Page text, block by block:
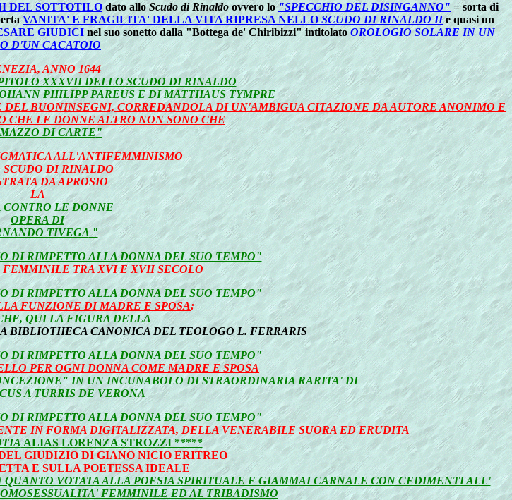
DEL SOTTOTILOdato alloScudo di Rinaldoovvero lo"SPECCHIO DEL DISINGANNO" = sorta di
VANITA' E FRAGILITA' DELLA VITA RIPRESA NELLOSCUDO DI RINALDO IIe quasi un
GIUDICInel suo sonetto dalla "Bottega de' Chiribizzi" intitolatoOROLOGIO SOLARE IN UN
D'UN CACATOIO
ANNO 1644
XXXVII DELLOSCUDO DI RINALDO
PHILIPP PAREUS E DI MATTHAUS TYMPRE
BUONINSEGNI, CORREDANDOLA DI UN'AMBIGUA CITAZIONE DA AUTORE ANONIMO E
CHE LE DONNE ALTRO NON SONO CHE
DI CARTE"
ALL'ANTIFEMMINISMO
SCUDO DI RINALDO
DA APROSIO
LA
CONTRO LE DONNE
OPERA DI
TIVEGA"
DI RIMPETTO ALLA DONNA DEL SUO TEMPO"
TRA XVI E XVII SECOLO
DI RIMPETTO ALLA DONNA DEL SUO TEMPO"
FUNZIONE DI MADRE E SPOSA:
QUI LA FIGURA DELLA
BIBLIOTHECA CANONICADEL TEOLOGO L. FERRARIS
DI RIMPETTO ALLA DONNA DEL SUO TEMPO"
PER OGNI DONNA COME MADRE E SPOSA
IN UN INCUNABOLO DI STRAORDINARIA RARITA' DI
A TURRIS DE VERONA
DI RIMPETTO ALLA DONNA DEL SUO TEMPO"
IN FORMA DIGITALIZZATA, DELLA VENERABILE SUORA ED ERUDITA
ALIAS LORENZA STROZZI *****
GIUDIZIO DI GIANO NICIO ERITREO
E SULLA POETESSA IDEALE
VOTATA ALLA POESIA SPIRITUALE E GIAMMAI CARNALE CON CEDIMENTI ALL'
FEMMINILE ED AL TRIBADISMO